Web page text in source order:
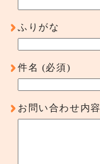
ふりがな
件名 (必須)
お問い合わせ内容